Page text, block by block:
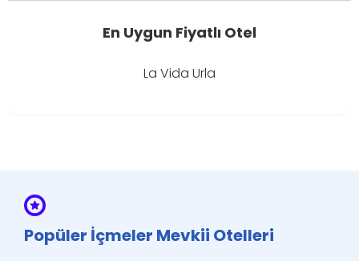
En Uygun Fiyatlı Otel
La Vida Urla
Popüler İçmeler Mevkii Otelleri